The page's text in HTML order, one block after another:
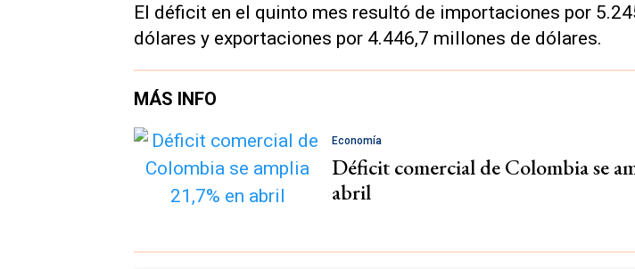
El déficit en el quinto mes resultó de importaciones por
dólares y exportaciones por 4.446,7 millones de dólares.
MÁS INFO
Economía
Déficit comercial de Colombia se
abril